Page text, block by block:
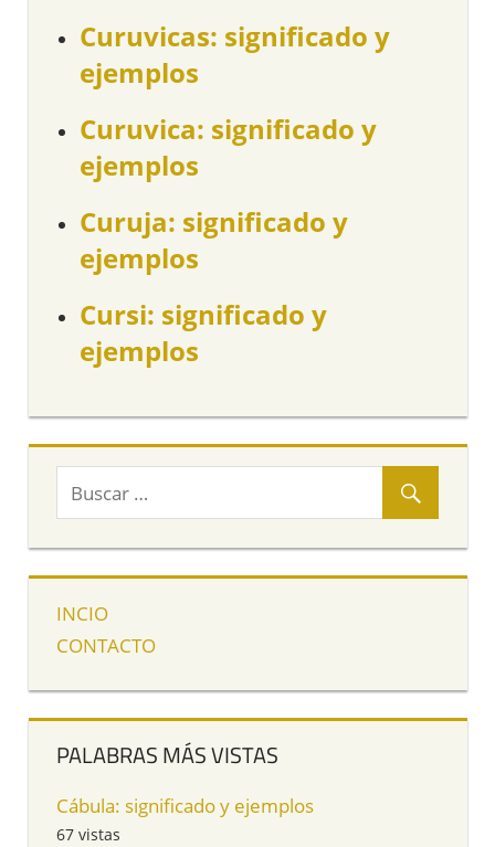
Curuvicas: significado y
ejemplos
Curuvica: significado y
ejemplos
Curuja: significado y
ejemplos
Cursi: significado y
ejemplos
INCIO
CONTACTO
PALABRAS MÁS VISTAS
Cábula: significado y ejemplos
67 vistas